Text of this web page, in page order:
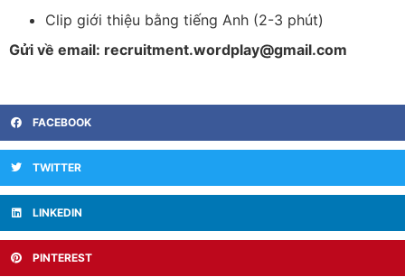
Clip giới thiệu bằng tiếng Anh (2-3 phút)
Gửi về email: recruitment.wordplay@gmail.com
FACEBOOK
TWITTER
LINKEDIN
PINTEREST